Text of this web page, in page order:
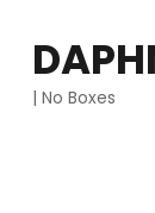
| No Boxes